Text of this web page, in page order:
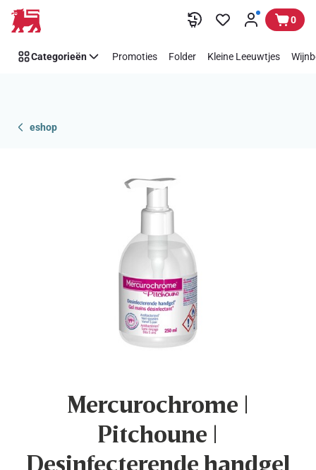
Overslaan 0
Categorieën Promoties Folder Kleine Leeuwtjes
eshop
Mercurochrome |
Pitchoune |
Desinfecterende handgel